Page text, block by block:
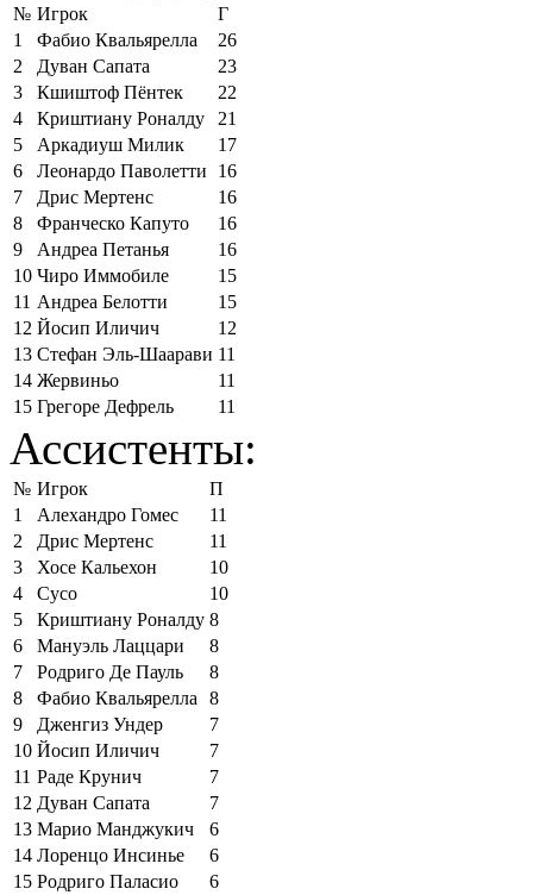
№ Игрок
Г
1
Фабио Квальярелла
26
2
Дуван Сапата
23
3
Кшиштоф Пёнтек
22
4
Криштиану Роналду
21
5
Аркадиуш Милик
17
6
Леонардо Паволетти
16
7
Дрис Мертенс
16
8
Франческо Капуто
16
9
Андреа Петанья
16
10 Чиро Иммобиле
15
11 Андреа Белотти
15
12 Йосип Иличич
12
13 Стефан Эль-Шаарави 11
14 Жервиньо
11
15 Грегоре Дефрель 11
Ассистенты:
№ Игрок
П
1
Алехандро Гомес
11
2
Дрис Мертенс
11
3
Хосе Кальехон
10
4
Сусо
10
5
Криштиану Роналду 8
6
Мануэль Лаццари
8
7
Родриго Де Пауль
8
8
Фабио Квальярелла
8
9
Дженгиз Ундер
7
10 Йосип Иличич
7
11 Раде Крунич
7
12 Дуван Сапата
7
13 Марио Манджукич
6
14 Лоренцо Инсинье
6
15 Родриго Паласио 6